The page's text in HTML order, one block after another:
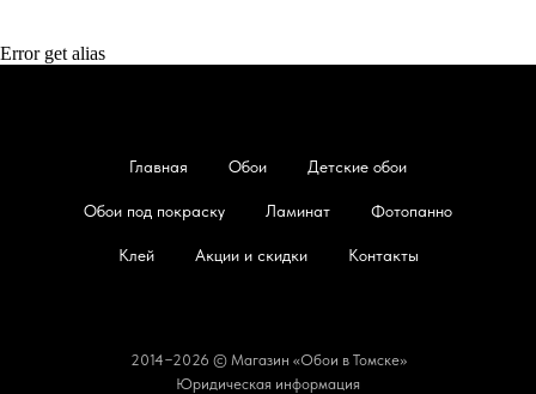
Error get alias
Главная Обои Детские обои
Обои под покраску Ламинат Фотопанно
Клей Акции и скидки Контакты
2014−2026 © Магазин «Обои в Томске»
Юридическая информация